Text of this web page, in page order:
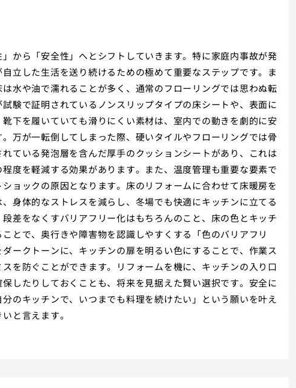
から「安全性」へとシフトしていきます。特に家庭内事故が発
立した生活を送り続けるための極めて重要なステップです。ま
水や油で濡れることが多く、通常のフローリングでは思わぬ転
験で証明されているノンスリップタイプの床シートや、表面に
下を履いていても滑りにくい素材は、室内での動きを劇的に安
万が一転倒してしまった際、硬いタイルやフローリングでは骨
ている発泡層を含んだ厚手のクッションシートがあり、これは
度を軽減する効果があります。また、温度管理も重要な要素で
ョックの原因となります。床のリフォームに合わせて床暖房を
身体的なストレスを減らし、冬場でも快適にキッチンに立てる
差をなくすバリアフリー化はもちろんのこと、床の色とキッチ
とで、奥行きや障害物を認識しやすくする「色のバリアフリ
ークトーンに、キッチンの扉を明るい色にすることで、作業ス
を防ぐことができます。リフォームを機に、キッチンの入り口
したりしておくことも、将来を見据えた賢い選択です。安全に
のキッチンで、いつまでも料理を続けたい」という願いを叶え
と言えます。